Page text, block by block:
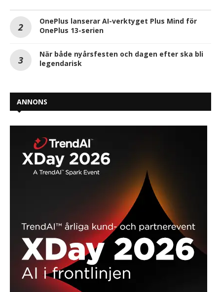
OnePlus lanserar AI-verktyget Plus Mind för
OnePlus 13-serien
När både nyårsfesten och dagen efter ska bli
legendarisk
ANNONS